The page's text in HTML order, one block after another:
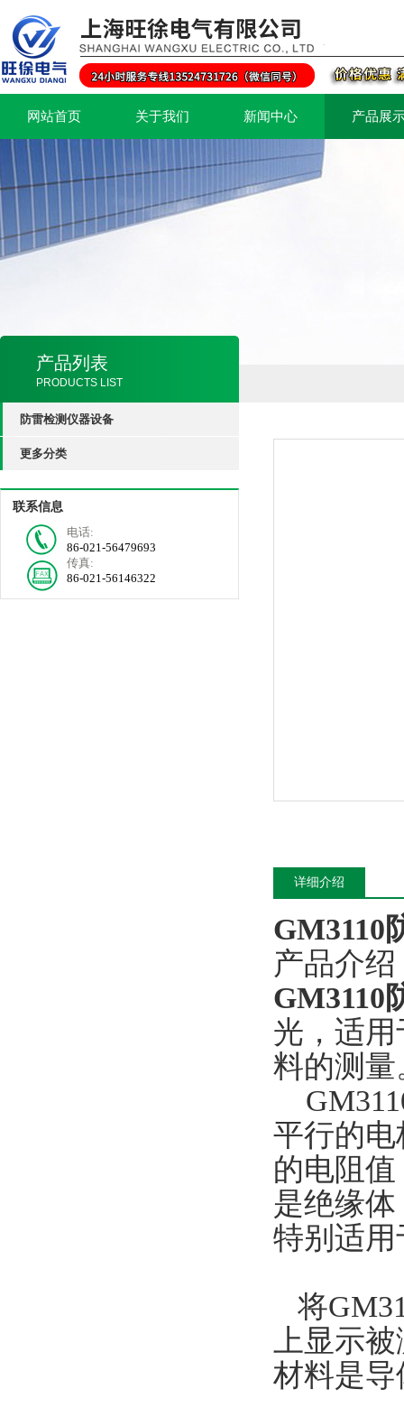
网站首页 关于我们 新闻中心 产品展
产品列表
PRODUCTS LIST
防雷检测仪器设备
更多分类
联系信息
电话:
86-021-56479693
传真:
86-021-56146322
详细介绍
GM3110
产品介绍
GM3110
光，适
料的测量
平行的
的电阻
是绝缘
特别适
将
上显示
材料是